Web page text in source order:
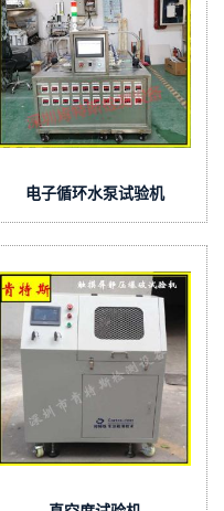
电子循环水泵试验机